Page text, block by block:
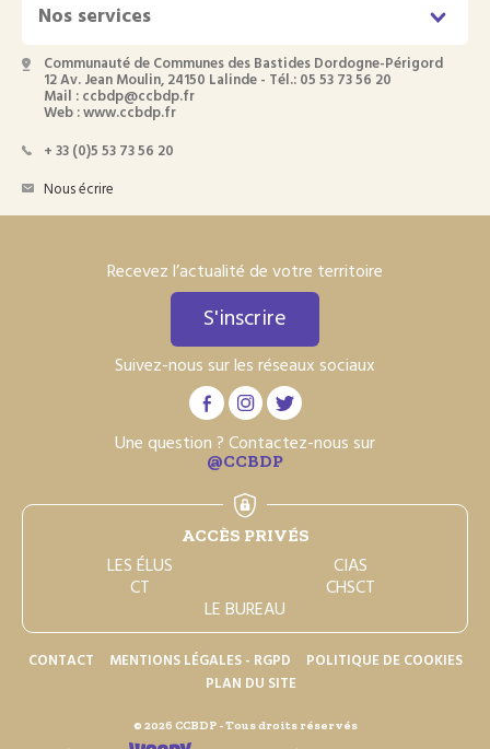
Nos services
Communauté de Communes des Bastides Dordogne-Périgord
12 Av. Jean Moulin, 24150 Lalinde - Tél.: 05 53 73 56 20
Mail : ccbdp@ccbdp.fr
Web : www.ccbdp.fr
+ 33 (0)5 53 73 56 20
Nous écrire
Recevez l’actualité de votre territoire
S'inscrire
Suivez-nous sur les réseaux sociaux
Une question ? Contactez-nous sur
@CCBDP
ACCÈS PRIVÉS
LES ÉLUS CIAS
CT CHSCT
LE BUREAU
CONTACT MENTIONS LÉGALES - RGPD
POLITIQUE DE COOKIES
PLAN DU SITE
© 2026 CCBDP - Tous droits réservés